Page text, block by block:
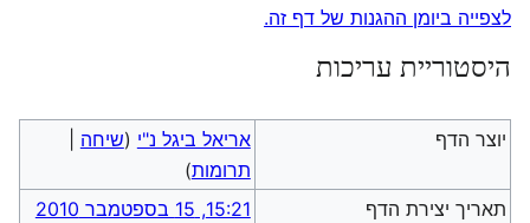
לצפייה ביומן ההגנות של דף זה.
היסטוריית עריכות
יוצר הדף אריאל ביגל נ"י (שיחה
תרומות)
תאריך יצירת הדף
15:21, 15 בספטמבר 2010